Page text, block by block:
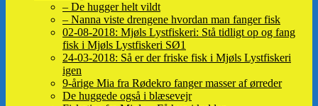
– De hugger helt vildt
– Nanna viste drengene hvordan man fanger fisk
02-08-2018: Mjøls Lystfiskeri: Stå tidligt op og fang
fisk i Mjøls Lystfiskeri SØ1
24-03-2018: Så er der friske fisk i Mjøls Lystfiskeri
igen
9-årige Mia fra Rødekro fanger masser af ørreder
De huggede også i blæsevejr